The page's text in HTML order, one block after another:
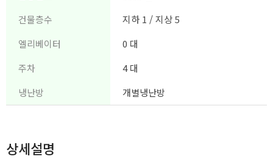
건물층수
지하 1 / 지상 5
엘리베이터
0 대
주차
4 대
냉난방
개별냉난방
상세설명